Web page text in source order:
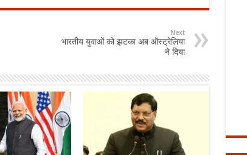
Next
भारतीय युवाओं को झटका अब ऑस्ट्रेलिया
ने दिया